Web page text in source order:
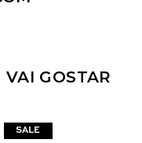
GOSTAR